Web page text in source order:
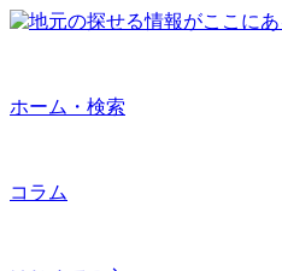
ホーム・検索
コラム